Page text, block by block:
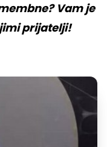
Vam je
prijatelji!